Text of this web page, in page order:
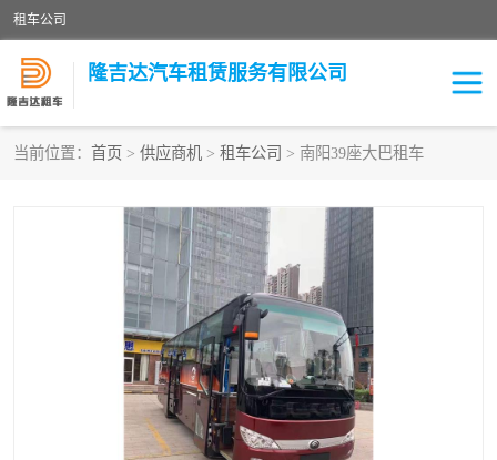
租车公司
隆吉达汽车租赁服务有限公司
当前位置： 首页 > 供应商机 > 租车公司 > 南阳39座大巴租车